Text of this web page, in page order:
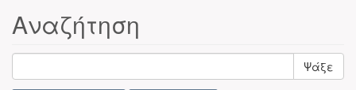
Αναζήτηση
Ψάξε